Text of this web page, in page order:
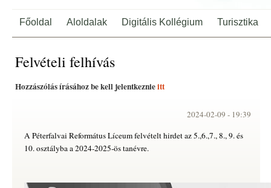
Főoldal Aloldalak Digitális Kollégium Turisztika
Felvételi felhívás
Hozzászólás írásához be kell jelentkeznieitt
2024-02-09 - 19:39
A Péterfalvai Református Líceum felvételt hirdet az 5.,6.,7., 8., 9. és
10. osztályba a 2024-2025-ös tanévre.